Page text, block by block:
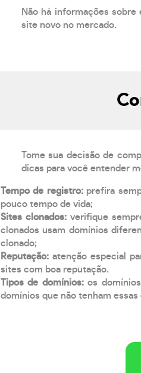
Não há informações
site novo no mercado.
Tome sua decisão de
dicas para você entender
Tempo de registro: prefira
pouco tempo de vida;
Sites clonados: verifique
clonados usam domínios
clonado;
Reputação: atenção especial
sites com boa reputação.
Tipos de domínios:os
domínios que não tenham